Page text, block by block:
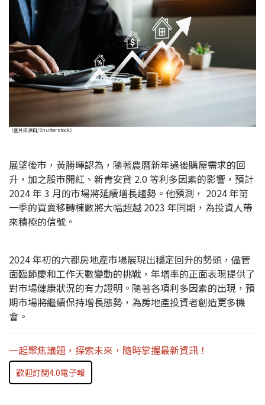
（圖片來源自/Shutterstock）
展望後市，黃勝暉認為，隨著農曆新年過後購屋需求的回
升，加之股市開紅、新青安貸 2.0 等利多因素的影響，預計
2024 年 3 月的市場將延續增長趨勢。他預測， 2024 年第
一季的買賣移轉棟數將大幅超越 2023 年同期，為投資人帶
來積極的信號。
2024 年初的六都房地產市場展現出穩定回升的勢頭，儘管
面臨節慶和工作天數變動的挑戰，年增率的正面表現提供了
對市場健康狀況的有力證明。隨著各項利多因素的出現，預
期市場將繼續保持增長態勢，為房地產投資者創造更多機
會。
一起聚焦議題，探索未來，隨時掌握最新資訊！
歡迎訂閱4.0電子報